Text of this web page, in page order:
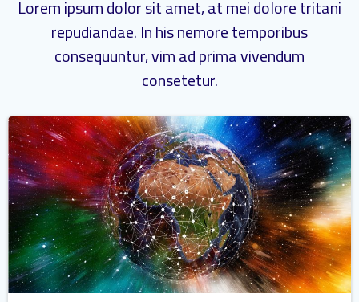
Lorem ipsum dolor sit amet, at mei dolore tritani
repudiandae. In his nemore temporibus
consequuntur, vim ad prima vivendum
consetetur.